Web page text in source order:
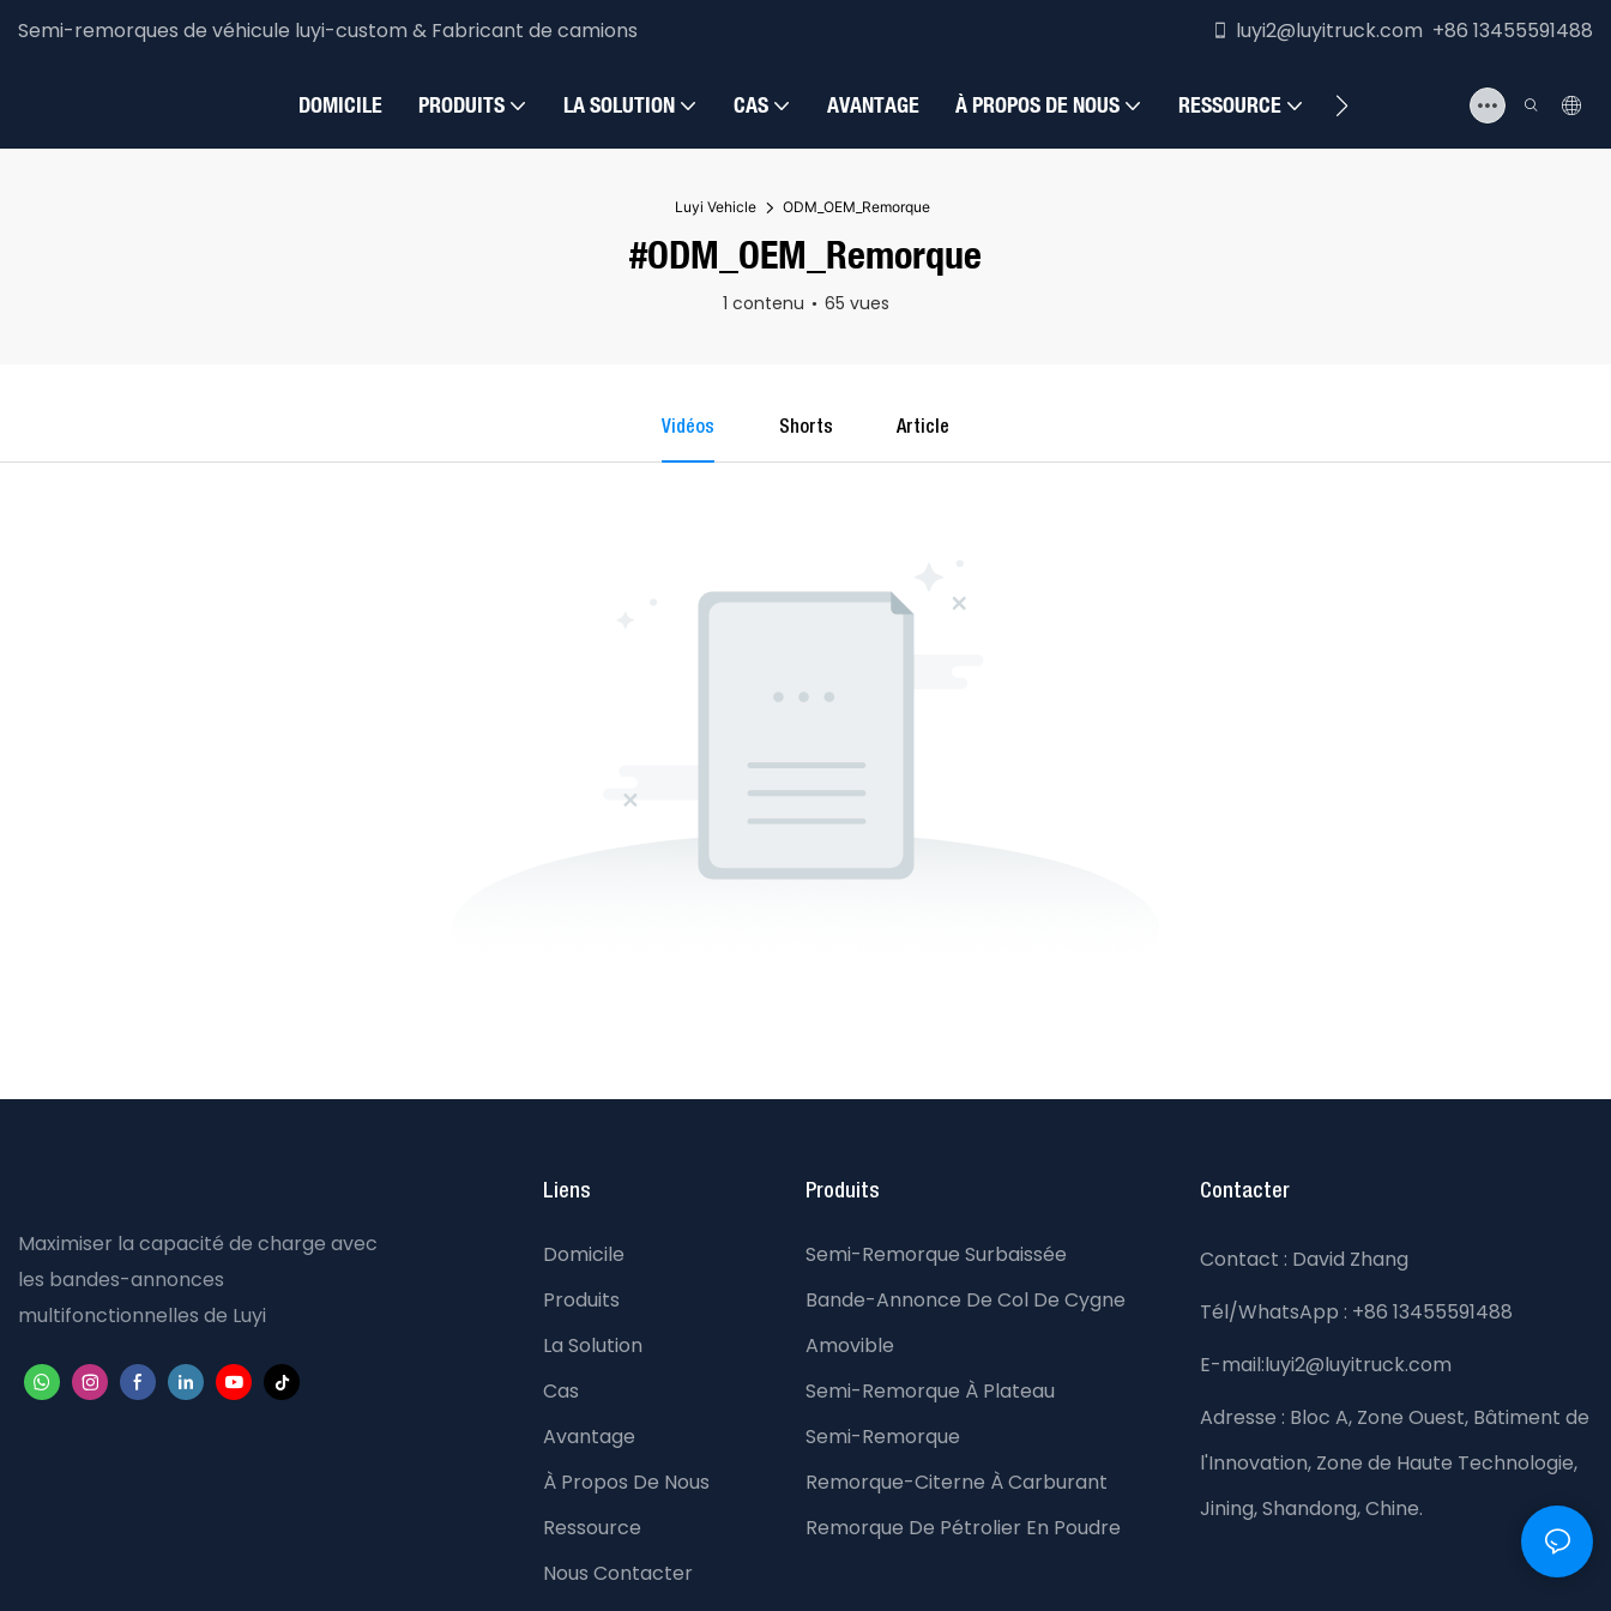
Semi-remorques de véhicule luyi-custom & Fabricant de camions luyi2@luyitruck.com +86 13455591488
DOMICILE PRODUITS LA SOLUTION CAS AVANTAGE À PROPOS DE NOUS RESSOURCE NOUS CONTACTER
Luyi Vehicle ODM_OEM_Remorque
#ODM_OEM_Remorque
1 contenu 65 vues
Vidéos Shorts Article
Maximiser la capacité de charge avec
les bandes-annonces
multifonctionnelles de Luyi
Liens
Domicile
Produits
La Solution
Cas
Avantage
À Propos De Nous
Ressource
Nous Contacter
Produits
Semi-Remorque Surbaissée
Bande-Annonce De Col De Cygne
Amovible
Semi-Remorque À Plateau
Semi-Remorque
Remorque-Citerne À Carburant
Remorque De Pétrolier En Poudre
Contacter
Contact : David Zhang
Tél/WhatsApp : +86 13455591488
E-mail:luyi2@luyitruck.com
Adresse : Bloc A, Zone Ouest, Bâtiment de
l'Innovation, Zone de Haute Technologie,
Jining, Shandong, Chine.